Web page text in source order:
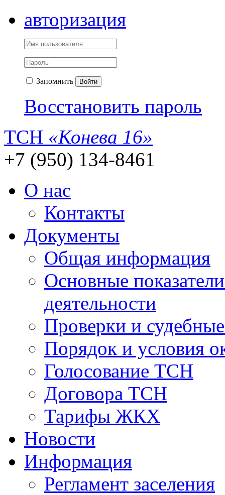
авторизация
Запомнить Войти
Восстановить пароль
ТСН «Конева 16»
+7 (950) 134-8461
О нас
Контакты
Документы
Общая информация
Основные
деятельности
Проверки и
Порядок и условия
Голосование ТСН
Договора ТСН
Тарифы ЖКХ
Новости
Информация
Регламент заселения